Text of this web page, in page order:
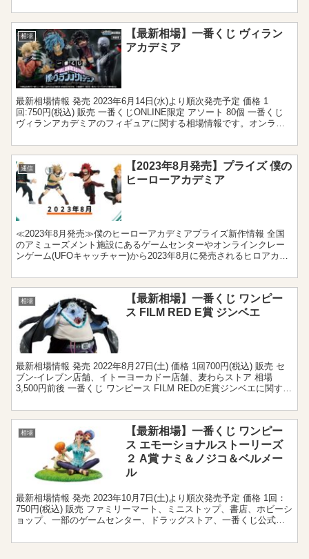
相場
【最新相場】一番くじ ヴィラン
アカデミア
最新相場情報 発売 2023年6月14日(水)より順次発売予定 価格 1
回:750円(税込) 販売 一番くじONLINE限定 アソート 80個 一番くじ
ヴィランアカデミアのフィギュアに関する相場情報です。オンライ
通信
【2023年8月発売】プライズ 僕の
ヒーローアカデミア
≪2023年8月発売≫僕のヒーローアカデミアプライズ新作情報 全国
のアミューズメント施設にあるゲームセンターやオンラインクレー
ンゲーム(UFOキャッチャー)から2023年8月に発売されるヒロアカの
相場
【最新相場】一番くじ ワンピー
ス FILM RED E賞 ジンベエ
最新相場情報 発売 2022年8月27日(土) 価格 1回700円(税込) 販売 セ
ブン‐イレブン店舗、イトーヨーカドー店舗、麦わらストア 相場
3,500円前後 一番くじ ワンピース FILM REDのE賞ジンベエに関する
相場
【最新相場】一番くじ ワンピー
ス エモーショナルストーリーズ
２ A賞 ナミ＆ノジコ＆ベルメー
ル
最新相場情報 発売 2023年10月7日(土)より順次発売予定 価格 1回：
750円(税込) 販売 ファミリーマート、ミニストップ、書店、ホビーシ
ョップ、一部のゲームセンター、ドラッグストア、一番くじ公式シ